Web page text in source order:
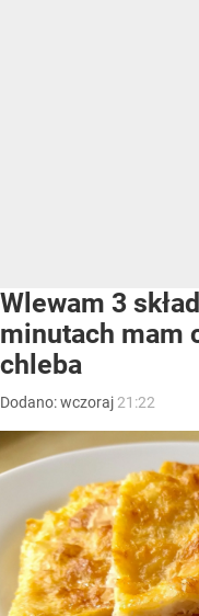
Wlewam 3
minutach mam
chleba
Dodano:wczoraj 21:22